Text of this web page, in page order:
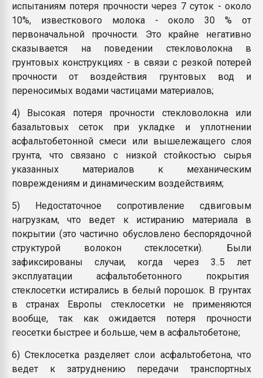
испытаниям потеря прочности через 7 суток - около
10%, известкового молока - около 30 % от
первоначальной прочности. Это крайне негативно
сказывается на поведении стекловолокна в
грунтовых конструкциях - в связи с резкой потерей
прочности от воздействия грунтовых вод и
переносимых водами частицами материалов;
4) Высокая потеря прочности стекловолокна или
базальтовых сеток при укладке и уплотнении
асфальтобетонной смеси или вышележащего слоя
грунта, что связано с низкой стойкостью сырья
указанных материалов к механическим
повреждениям и динамическим воздействиям;
5) Недостаточное сопротивление сдвиговым
нагрузкам, что ведет к истиранию материала в
покрытии (это частично обусловлено беспорядочной
структурой волокон стеклосетки). Были
зафиксированы случаи, когда через 3..5 лет
эксплуатации асфальтобетонного покрытия
стеклосетки истирались в белый порошок. В грунтах
в странах Европы стеклосетки не применяются
вообще, так как ожидается потеря прочности
геосетки быстрее и больше, чем в асфальтобетоне;
6) Стеклосетка разделяет слои асфальтобетона, что
ведет к затруднению передачи транспортных